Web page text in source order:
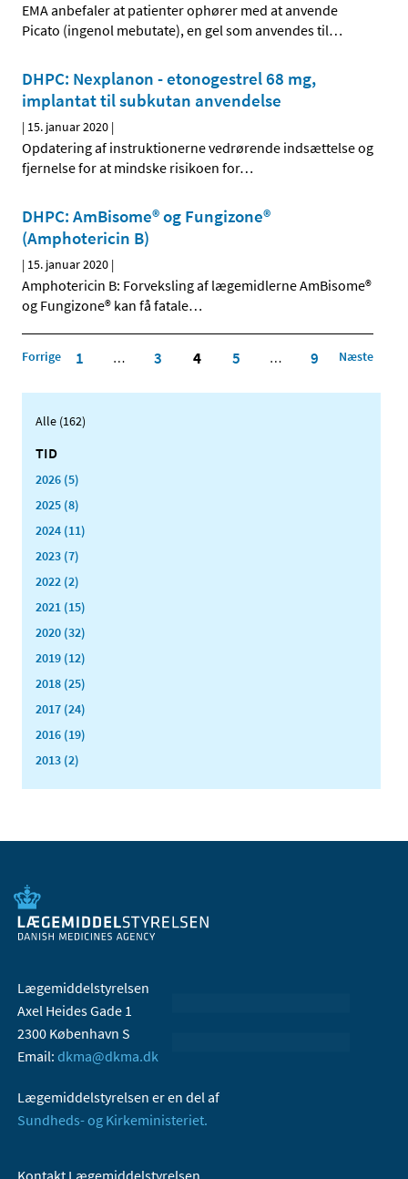
EMA anbefaler at patienter ophører med at anvende
Picato (ingenol mebutate), en gel som anvendes til…
DHPC: Nexplanon - etonogestrel 68 mg,
implantat til subkutan anvendelse
| 15. januar 2020 |
Opdatering af instruktionerne vedrørende indsættelse og
fjernelse for at mindske risikoen for…
DHPC: AmBisome® og Fungizone®
(Amphotericin B)
| 15. januar 2020 |
Amphotericin B: Forveksling af lægemidlerne AmBisome®
og Fungizone® kan få fatale…
Forrige 1 … 3 4 5 … 9 Næste
Alle (162)
TID
2026 (5)
2025 (8)
2024 (11)
2023 (7)
2022 (2)
2021 (15)
2020 (32)
2019 (12)
2018 (25)
2017 (24)
2016 (19)
2013 (2)
Lægemiddelstyrelsen
Axel Heides Gade 1
2300 København S
Email: dkma@dkma.dk
Lægemiddelstyrelsen er en del af
Sundheds- og Kirkeministeriet.
Kontakt Lægemiddelstyrelsen